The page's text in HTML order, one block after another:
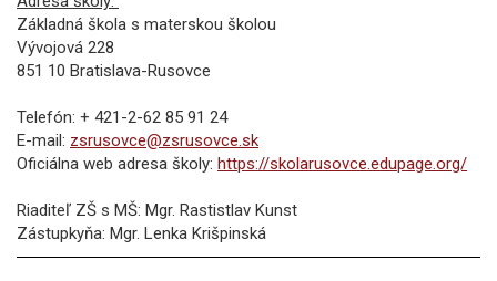
Základná škola s materskou školou
Vývojová 228
851 10 Bratislava-Rusovce
Telefón: + 421-2-62 85 91 24
E-mail: zsrusovce@zsrusovce.sk
Oficiálna web adresa školy: https://skolarusovce.edupage.org/
Riaditeľ ZŠ s MŠ: Mgr. Rastistlav Kunst
Zástupkyňa: Mgr. Lenka Krišpinská